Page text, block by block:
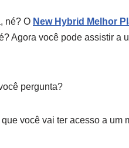
né? O New Hybrid Melhor
Agora você pode assistir a
pergunta?
você vai ter acesso a um